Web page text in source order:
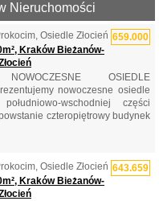
Nieruchomości
659.000
Osiedle Złocień
Kraków Bieżanów-
OSIEDLE
nowoczesne osiedle
wschodniej części
czteropiętrowy budynek
643.659
Osiedle Złocień
Kraków Bieżanów-